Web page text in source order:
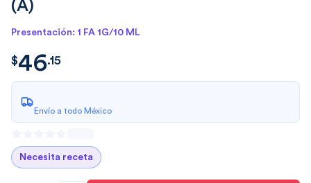
(A)
Presentación: 1 FA 1G/10 ML
$46.155
$46.15
Envío a todo México
Necesita receta